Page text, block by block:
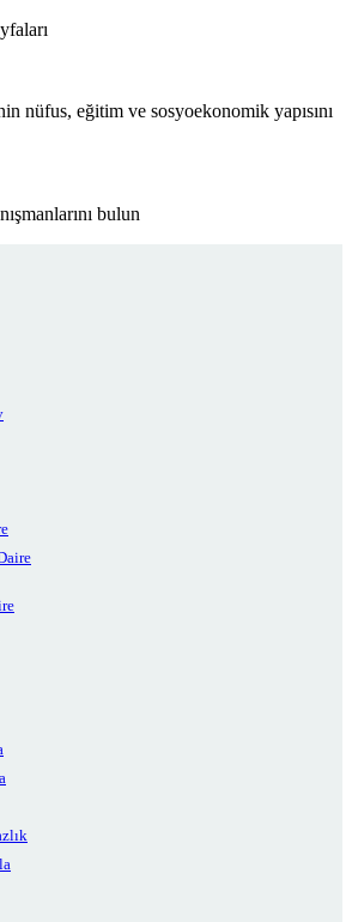
nüfus, eğitim ve sosyoekonomik yapısını
bulun